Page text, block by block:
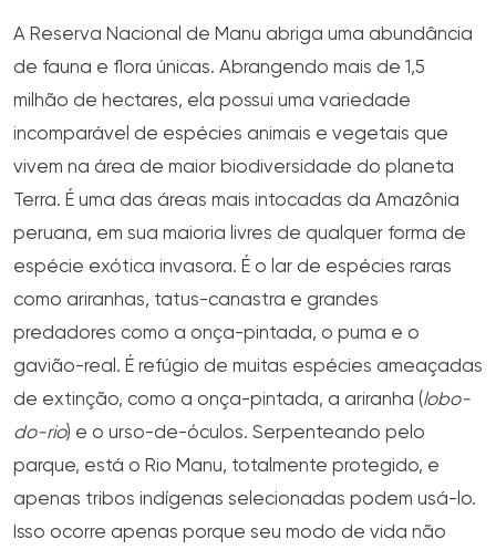
A Reserva Nacional de Manu abriga uma abundância
de fauna e flora únicas. Abrangendo mais de 1,5
milhão de hectares, ela possui uma variedade
incomparável de espécies animais e vegetais que
vivem na área de maior biodiversidade do planeta
Terra. É uma das áreas mais intocadas da Amazônia
peruana, em sua maioria livres de qualquer forma de
espécie exótica invasora. É o lar de espécies raras
como ariranhas, tatus-canastra e grandes
predadores como a onça-pintada, o puma e o
gavião-real. É refúgio de muitas espécies ameaçadas
de extinção, como a onça-pintada, a ariranha (lobo-
do-rio) e o urso-de-óculos. Serpenteando pelo
parque, está o Rio Manu, totalmente protegido, e
apenas tribos indígenas selecionadas podem usá-lo.
Isso ocorre apenas porque seu modo de vida não